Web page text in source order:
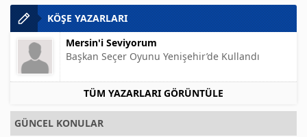
KÖŞE YAZARLARI
Mersin'i Seviyorum
Başkan Seçer Oyunu Yenişehir’de Kullandı
TÜM YAZARLARI GÖRÜNTÜLE
GÜNCEL KONULAR